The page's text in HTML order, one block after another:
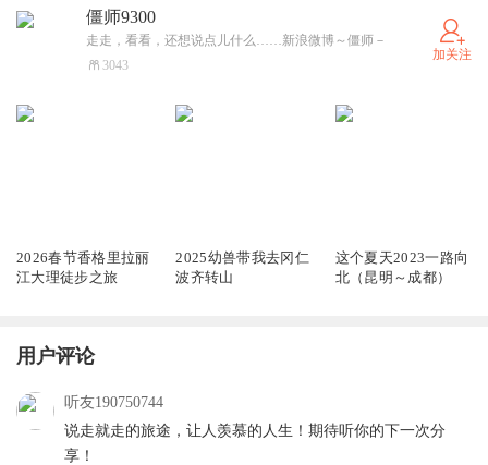
僵师9300
走走，看看，还想说点儿什么……新浪微博～僵师－
3043
加关注
2026春节香格里拉丽
江大理徒步之旅
2025幼兽带我去冈仁
波齐转山
这个夏天2023一路向
北（昆明～成都）
用户评论
听友190750744
说走就走的旅途，让人羡慕的人生！期待听你的下一次分
享！